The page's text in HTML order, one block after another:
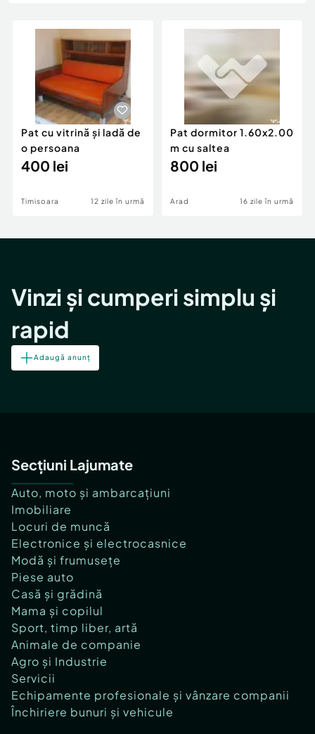
Animale de companie
Afaceri și echipamente profesionale
Inchiriere Bunuri si Vehicule
Piese auto si accesorii
Dacia Duster
Pat cu vitrină și ladă de
o persoana
400 lei
Timisoara 12 zile în urmă
Pat dormitor 1.60x2.00
m cu saltea
800 lei
Arad 16 zile în urmă
Vinzi și cumperi simplu și
rapid
Adaugă anunț
Secțiuni Lajumate
Auto, moto și ambarcațiuni
Imobiliare
Locuri de muncă
Electronice și electrocasnice
Modă și frumusețe
Piese auto
Casă și grădină
Mama și copilul
Sport, timp liber, artă
Animale de companie
Agro și Industrie
Servicii
Echipamente profesionale și vânzare companii
Închiriere bunuri și vehicule